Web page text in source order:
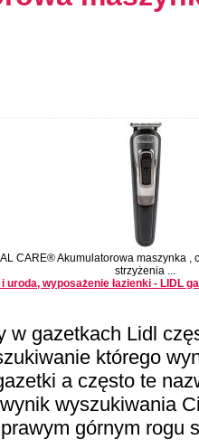
CARE® Akumulatorowa maszynka
strzyżenia ...
uroda, wyposażenie łazienki - LIDL
w gazetkach Lidl
którego
a często te
wyszukiwania
górnym rogu